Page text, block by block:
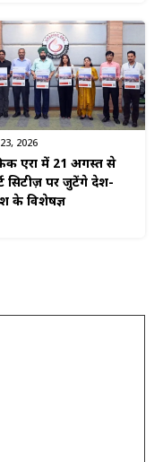
2026
एरा में 21 अगस्त से
सिटीज़ पर जुटेंगे देश-
के विशेषज्ञ